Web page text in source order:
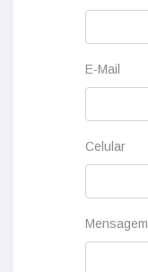
E-Mail
Celular
Mensagem